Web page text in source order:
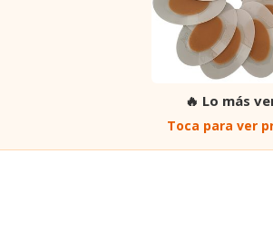
🔥 Lo más
Toca para ver